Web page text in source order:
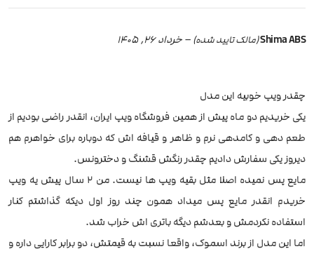
Shima ABS(مالک تایید شده) – خرداد 26, 1405
چقدر ویپ خوبیه این مدل
یکی خریدیم دو ماه پیش از همین فروشگاه ویپ ایران، انقدر راضی بودیم از
طعم دهی و کامدهی نرم و ظاهر و قیافه اش که دوباره برای خواهرم هم
دیروز یکی سفارش دادیم چقدر رنگش قشنگ و دخترونس.
مایع پس نمیده اصلا مثل بقیه ویپ ها نیست. من 2 سال پیش یه ویپ
خریدم انقدر مایع پس میداد همون چند روز اول دیکه گذاشتم کنار
استفاده نکردمش و بعدشم دیگه باتری اش خراب شد.
اما این مدل از برند اسموک، واقعا نسبت به قیمتش، دو برابر کارایی داره و